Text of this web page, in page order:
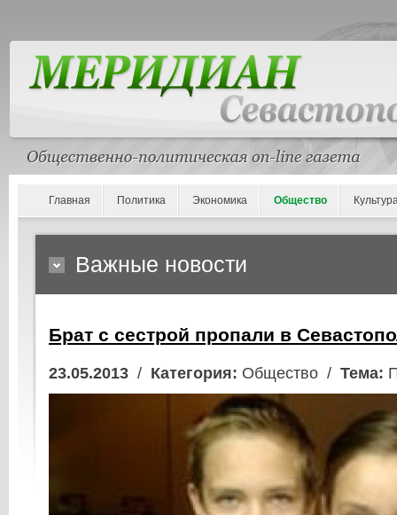
Главная Политика Экономика Общество
Важные новости
Брат с сестрой пропали в
23.05.2013 / Категория: Общество / Тема: